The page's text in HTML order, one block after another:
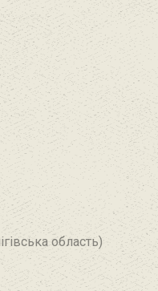
область)